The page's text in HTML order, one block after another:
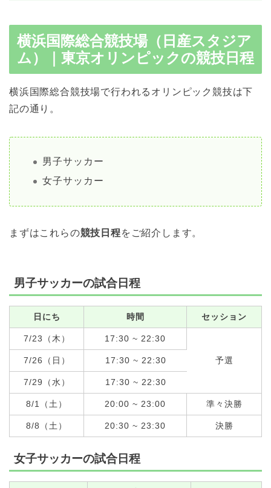
横浜国際総合競技場（日産スタジア
ム）｜東京オリンピックの競技日程
横浜国際総合競技場で行われるオリンピック競技は下
記の通り。
男子サッカー
女子サッカー
まずはこれらの競技日程をご紹介します。
男子サッカーの試合日程
日にち 時間 セッション
7/23（木） 17:30 ~ 22:30
予選
7/26（日） 17:30 ~ 22:30
7/29（水） 17:30 ~ 22:30
8/1（土） 20:00 ~ 23:00 準々決勝
8/8（土） 20:30 ~ 23:30 決勝
女子サッカーの試合日程